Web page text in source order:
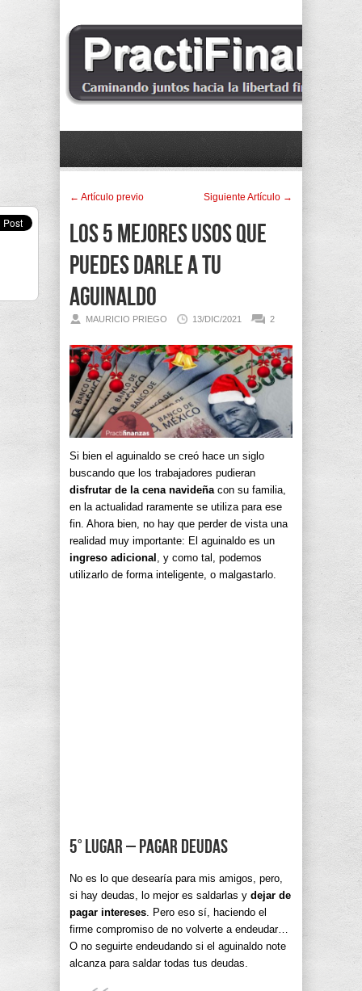
← Artí­culo previo Siguiente Artí­culo →
Los 5 mejores usos que
puedes darle a tu
aguinaldo
MAURICIO PRIEGO 13/DIC/2021 2
Si bien el aguinaldo se creó hace un siglo
buscando que los trabajadores pudieran
disfrutar de la cena navideña con su familia,
en la actualidad raramente se utiliza para ese
fin. Ahora bien, no hay que perder de vista una
realidad muy importante: El aguinaldo es un
ingreso adicional
, y como tal, podemos
utilizarlo de forma inteligente, o malgastarlo.
5° lugar – Pagar deudas
No es lo que desearía para mis amigos, pero,
si hay deudas, lo mejor es saldarlas y dejar de
pagar intereses . Pero eso sí, haciendo el
firme compromiso de no volverte a endeudar…
O no seguirte endeudando si el aguinaldo note
alcanza para saldar todas tus deudas.